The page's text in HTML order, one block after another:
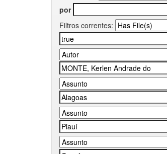
por
Filtros correntes: